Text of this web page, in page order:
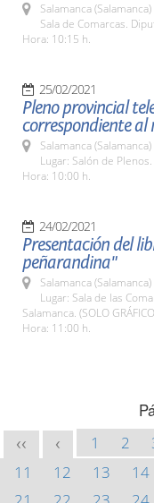
Salamanca (Salamanca)
Sala de Comarcas.
Hora: 10:15 h.
25/02/2021
Pleno provincial
correspondiente al
Salamanca (Salamanca)
Lugar: Salón de
Hora: 10:00 h.
24/02/2021
Presentación del
peñarandina"
Salamanca (Salamanca)
Lugar: Sala de las
Salamanca. (SOLO
Hora: 11:00 h.
<< < 1 2
11
12 13 14